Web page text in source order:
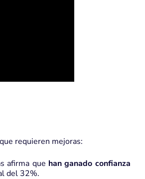
requieren mejoras:
afirma que han ganado confianza
del 32%.